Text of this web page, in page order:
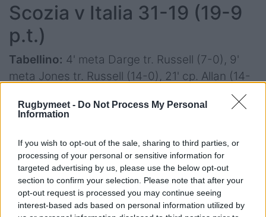
Rugbymeet - Do Not Process My Personal
Information
If you wish to opt-out of the sale, sharing to third parties, or
processing of your personal or sensitive information for
targeted advertising by us, please use the below opt-out
section to confirm your selection. Please note that after your
opt-out request is processed you may continue seeing
interest-based ads based on personal information utilized by
Scozia v Italia 31-19 (19-9
p.t.)
Tabellino: 4' meta Darge tr. Russell (7-0), 9'
meta Jones tr. Russell (14-0), 21' cp. Allan (14-
3), 24' cp. Allan (14-6), 30' meta White (19-6),
39' cp. Allan (19-9), 45' cp. Allan (19-12), 47'
Russell (26-19), 66' meta Jones (31-19)
Calciatori:4/5 Finn Russell (Scozia), 5/5
Tommaso Allan (Italia)
Player of the match:Huw Jones (Scozia)